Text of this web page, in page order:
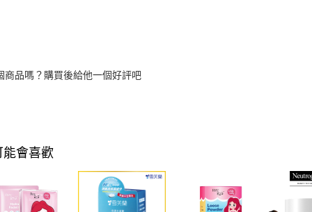
商品嗎？購買後給他一個好評吧
能會喜歡